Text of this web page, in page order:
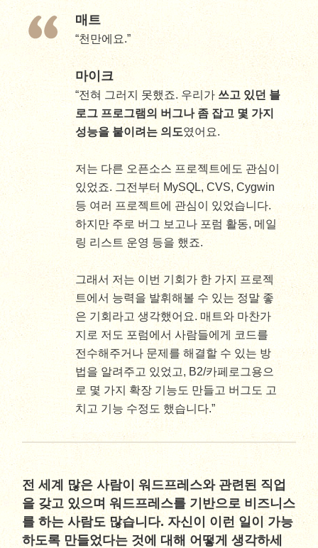
매트
“천만에요.”
마이크
“전혀 그러지 못했죠. 우리가 쓰고 있던 블
로그 프로그램의 버그나 좀 잡고 몇 가지
성능을 붙이려는 의도였어요.
저는 다른 오픈소스 프로젝트에도 관심이
있었죠. 그전부터 MySQL, CVS, Cygwin
등 여러 프로젝트에 관심이 있었습니다.
하지만 주로 버그 보고나 포럼 활동, 메일
링 리스트 운영 등을 했죠.
그래서 저는 이번 기회가 한 가지 프로젝
트에서 능력을 발휘해볼 수 있는 정말 좋
은 기회라고 생각했어요. 매트와 마찬가
지로 저도 포럼에서 사람들에게 코드를
전수해주거나 문제를 해결할 수 있는 방
법을 알려주고 있었고, B2/카페로그용으
로 몇 가지 확장 기능도 만들고 버그도 고
치고 기능 수정도 했습니다.”
전 세계 많은 사람이 워드프레스와 관련된 직업
을 갖고 있으며 워드프레스를 기반으로 비즈니스
를 하는 사람도 많습니다. 자신이 이런 일이 가능
하도록 만들었다는 것에 대해 어떻게 생각하세